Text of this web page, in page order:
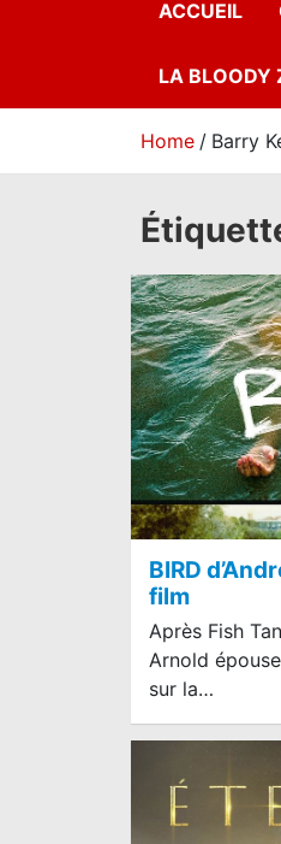
ACCUEIL
LA BLOODY
Home Barry
BIRD
film
Après Fish
Arnold
sur la…